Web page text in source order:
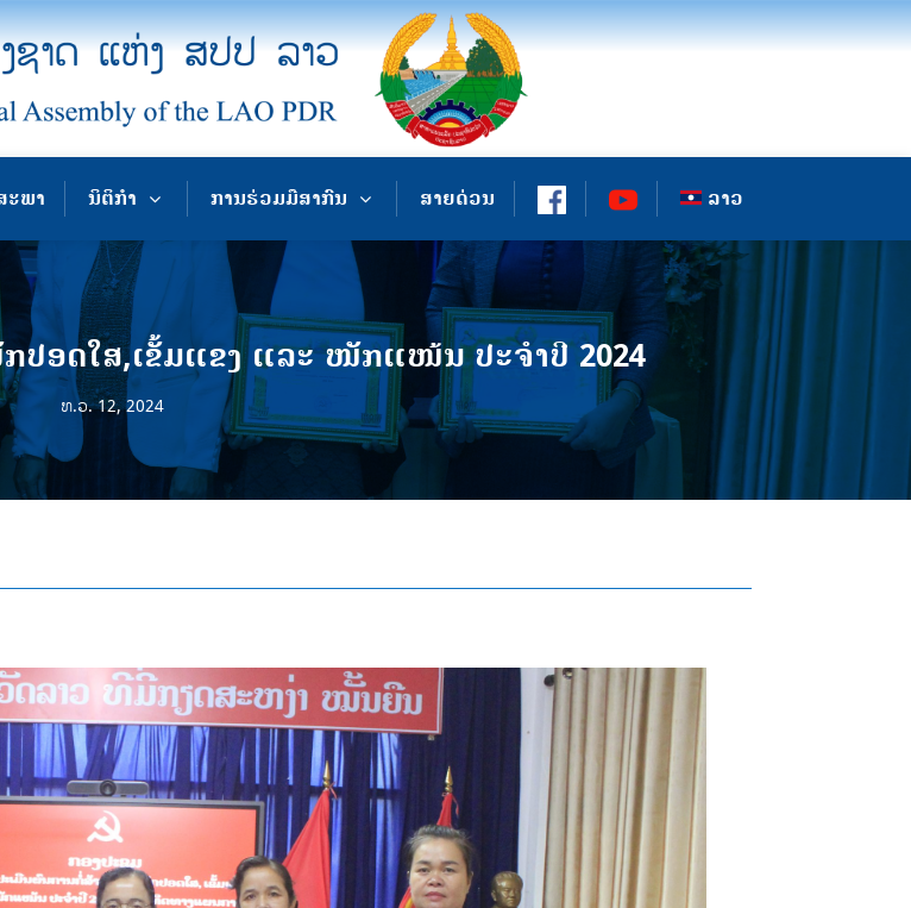
ະພາ ນິຕິກຳ ການຮ່ວມມືສາກົນ ສາຍດ່ວນ ລາວ
ປອດໃສ,ເຂັ້ມແຂງ ແລະ ໜັກແໜ້ນ ປະຈໍາປີ 2024
ທ.ວ. 12, 2024